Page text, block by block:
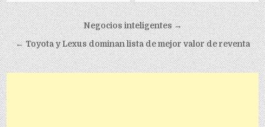
Post navigationNegocios inteligentes →
← Toyota y Lexus dominan lista de mejor valor de reventa